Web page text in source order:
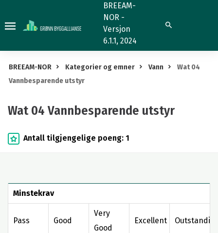
04
Vannbesparende
utstyr
BREEAM-
NOR -
Versjon
6.1.1, 2024
Søk
BREEAM-NOR Kategorier og emner Vann
Wat 04
Vannbesparende utstyr
Wat 04 Vannbesparende utstyr
Antall tilgjengelige poeng: 1
Minstekrav
Pass Good
Very
Good
Excellent